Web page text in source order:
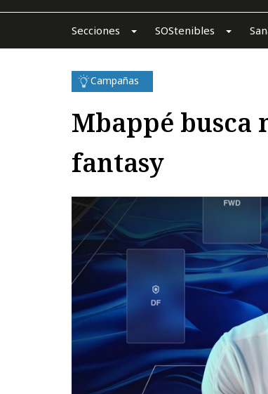
Secciones SOStenibles
Campañas
Mbappé busca
fantasy